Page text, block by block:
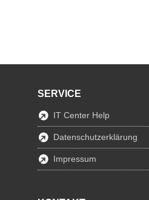
SERVICE
IT Center Help
Datenschutzerklärung
Impressum